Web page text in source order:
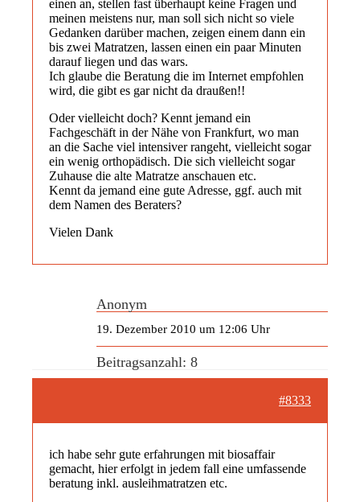
einen an, stellen fast überhaupt keine Fragen und
meinen meistens nur, man soll sich nicht so viele
Gedanken darüber machen, zeigen einem dann ein
bis zwei Matratzen, lassen einen ein paar Minuten
darauf liegen und das wars.
Ich glaube die Beratung die im Internet empfohlen
wird, die gibt es gar nicht da draußen!!
Oder vielleicht doch? Kennt jemand ein
Fachgeschäft in der Nähe von Frankfurt, wo man
an die Sache viel intensiver rangeht, vielleicht sogar
ein wenig orthopädisch. Die sich vielleicht sogar
Zuhause die alte Matratze anschauen etc.
Kennt da jemand eine gute Adresse, ggf. auch mit
dem Namen des Beraters?
Vielen Dank
Anonym
19. Dezember 2010 um 12:06 Uhr
Beitragsanzahl: 8
#8333
ich habe sehr gute erfahrungen mit biosaffair
gemacht, hier erfolgt in jedem fall eine umfassende
beratung inkl. ausleihmatratzen etc.